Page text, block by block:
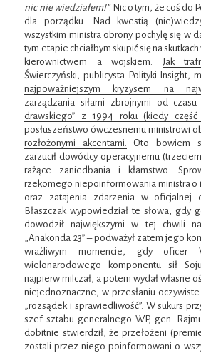
nic nie wiedziałem!”. Nic o tym, że coś do
dla porządku. Nad kwestią
wszystkim ministra obrony pochylę się w
tym etapie chciałbym skupić się na
kierownictwem a wojskiem. Jak
Świerczyński, publicysta Polityki Insight,
najpoważniejszym kryzysem na
zarządzania siłami zbrojnymi od czasu
drawskiego” z 1994 roku (kiedy część
posłuszeństwo ówczesnemu ministrowi
rozłożonymi akcentami.
Oto bowiem
zarzucił dowódcy operacyjnemu
rażące zaniedbania i kłamstwo.
rzekomego niepoinformowania ministra o
oraz zatajenia zdarzenia w oficjalnej
Błaszczak wypowiedział te słowa, gdy
dowodził największymi w tej chwili
„Anakonda 23” – podważył zatem jego
wrażliwym momencie, gdy
wielonarodowego komponentu sił
najpierw milczał, a potem wydał własne
niejednoznaczne, w przesłaniu
„rozsądek i sprawiedliwość”. W sukurs
szef sztabu generalnego WP, gen.
dobitnie stwierdził, że przełożeni
zostali przez niego poinformowani o